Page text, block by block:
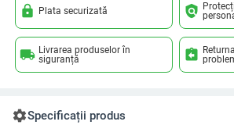
lock Plata securizată policy
local_shipping Livrarea produselor în
siguranță
assignment_return
settingsSpecificații produs